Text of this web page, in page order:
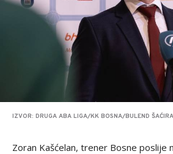
IZVOR: DRUGA ABA LIGA/KK BOSNA/BULEND
Zoran Kašćelan, trener Bosne poslije